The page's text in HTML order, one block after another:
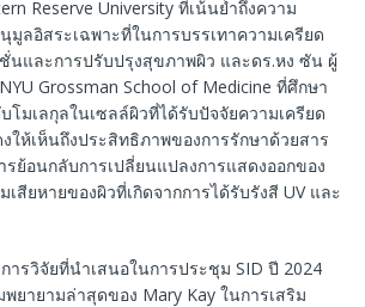
Reserve University ที่เน้นย้ำถึงความ
ลอิสระเฉพาะที่ในการบรรเทาความเครียด
นและการปรับปรุงสุขภาพผิว และดร.หง ซัน ผู้
Grossman School of Medicine ที่ศึกษา
โมเลกุลในเซลล์ผิวที่ได้รับปัจจัยความเครียด
ให้เห็นถึงประสิทธิภาพของการรักษาด้วยสาร
ย้อนกลับการเปลี่ยนแปลงการแสดงออกของ
สียหายของผิวที่เกิดจากการได้รับรังสี UV และ
รวิจัยที่นำเสนอในการประชุม SID ปี 2024
ยายามล่าสุดของ Mary Kay ในการเสริม